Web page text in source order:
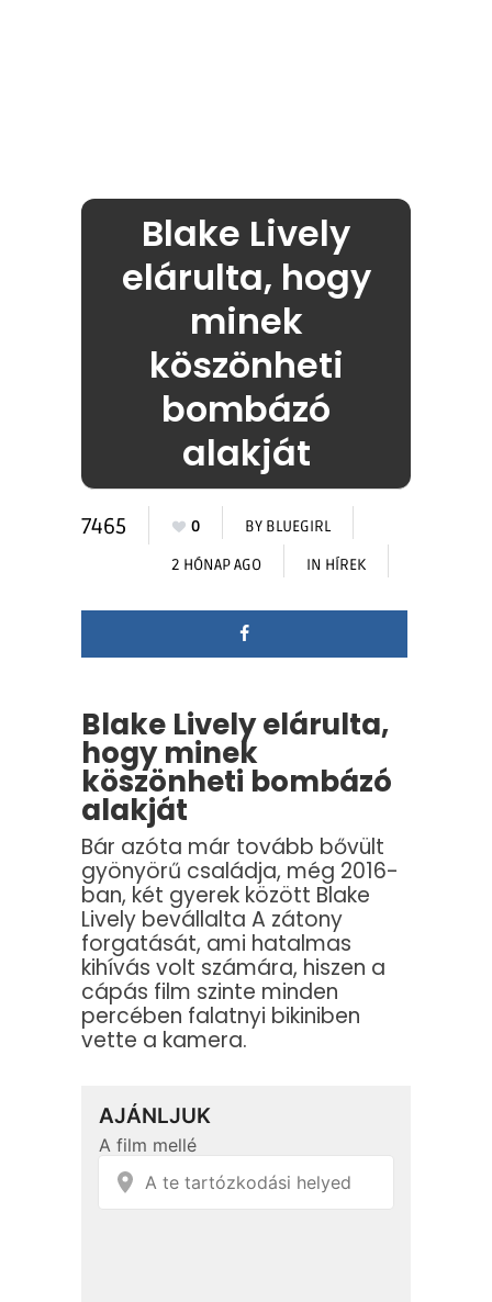
Blake Lively
elárulta, hogy
minek
köszönheti
bombázó
alakját
7465 0 BY BLUEGIRL
2 HÓNAP AGO IN HÍREK
Blake Lively elárulta,
hogy minek
köszönheti bombázó
alakját
Bár azóta már tovább bővült
gyönyörű családja, még 2016-
ban, két gyerek között Blake
Lively bevállalta A zátony
forgatását, ami hatalmas
kihívás volt számára, hiszen a
cápás film szinte minden
percében falatnyi bikiniben
vette a kamera.